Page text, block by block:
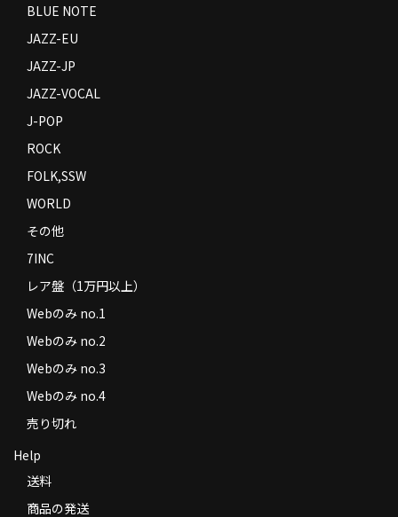
BLUE NOTE
JAZZ-EU
JAZZ-JP
JAZZ-VOCAL
J-POP
ROCK
FOLK,SSW
WORLD
その他
7INC
レア盤（1万円以上）
Webのみ no.1
Webのみ no.2
Webのみ no.3
Webのみ no.4
売り切れ
Help
送料
商品の発送